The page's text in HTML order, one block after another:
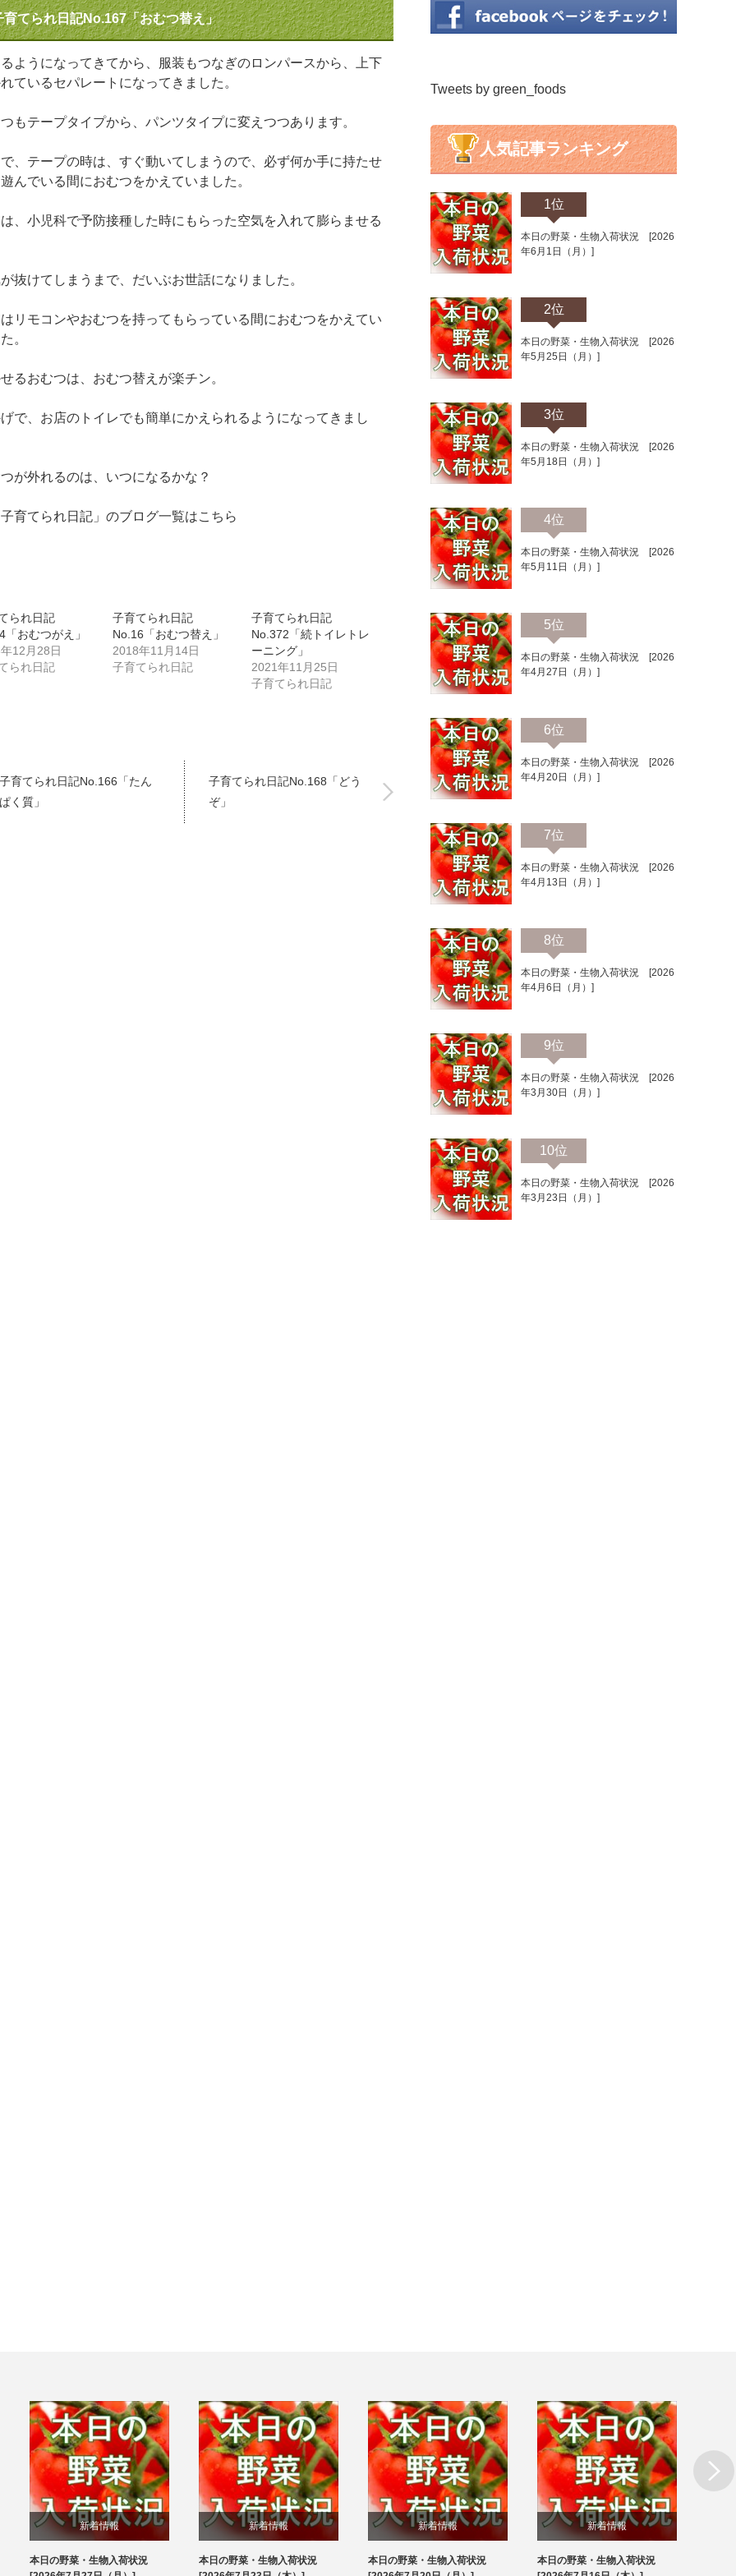
育てられ日記No.167「おむつ替え」
ようになってきてから、服装もつなぎのロンパースから、上下
ているセパレートになってきました。
もテープタイプから、パンツタイプに変えつつあります。
、テープの時は、すぐ動いてしまうので、必ず何か手に持たせ
んでいる間におむつをかえていました。
、小児科で予防接種した時にもらった空気を入れて膨らませる
抜けてしまうまで、だいぶお世話になりました。
リモコンやおむつを持ってもらっている間におむつをかえてい
。
るおむつは、おむつ替えが楽チン。
で、お店のトイレでも簡単にかえられるようになってきまし
が外れるのは、いつになるかな？
育てられ日記」のブログ一覧はこちら
られ日記
「おむつがえ」
12月28日
られ日記
子育てられ日記
No.16「おむつ替え」
2018年11月14日
子育てられ日記
子育てられ日記
No.372「続トイレトレ
ーニング」
2021年11月25日
子育てられ日記
子育てられ日記No.166「たん
ぱく質」
子育てられ日記No.168「どう
ぞ」
Tweets by green_foods
人気記事ランキング
1位
本日の野菜・生物入荷状況 [2026
年6月1日（月）]
2位
本日の野菜・生物入荷状況 [2026
年5月25日（月）]
3位
本日の野菜・生物入荷状況 [2026
年5月18日（月）]
4位
本日の野菜・生物入荷状況 [2026
年5月11日（月）]
5位
本日の野菜・生物入荷状況 [2026
年4月27日（月）]
6位
本日の野菜・生物入荷状況 [2026
年4月20日（月）]
7位
本日の野菜・生物入荷状況 [2026
年4月13日（月）]
8位
本日の野菜・生物入荷状況 [2026
年4月6日（月）]
9位
本日の野菜・生物入荷状況 [2026
年3月30日（月）]
10位
本日の野菜・生物入荷状況 [2026
年3月23日（月）]
新着情報
ブログ
本日の野菜・生物入荷状況
新着情報
ブログ
本日の野菜・生物入荷状況
新着情報
ブログ
本日の野菜・生物入荷状況
新着情報
ブログ
本日の野菜・生物入荷状況
Next